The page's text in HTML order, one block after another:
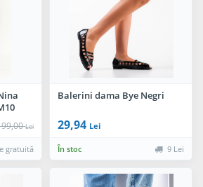
Lei
gratuită
Balerini dama Bye Negri
29,94 Lei
În stoc 9 Lei